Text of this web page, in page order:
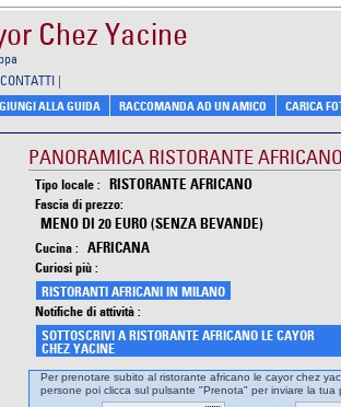
Chez Yacine
|
ALLA GUIDA RACCOMANDA AD UN AMICO CARICA
PANORAMICA RISTORANTE AFRICANO
Tipo locale : RISTORANTE AFRICANO
Fascia di prezzo:
MENO DI 20 EURO (SENZA BEVANDE)
Cucina : AFRICANA
Curiosi più :
RISTORANTI AFRICANI IN MILANO
Notifiche di attività :
SOTTOSCRIVI A RISTORANTE AFRICANO LE CAYOR
CHEZ YACINE
Per prenotare subito al ristorante africano le cayor chez
persone poi clicca sul pulsante "Prenota" per inviare la tua